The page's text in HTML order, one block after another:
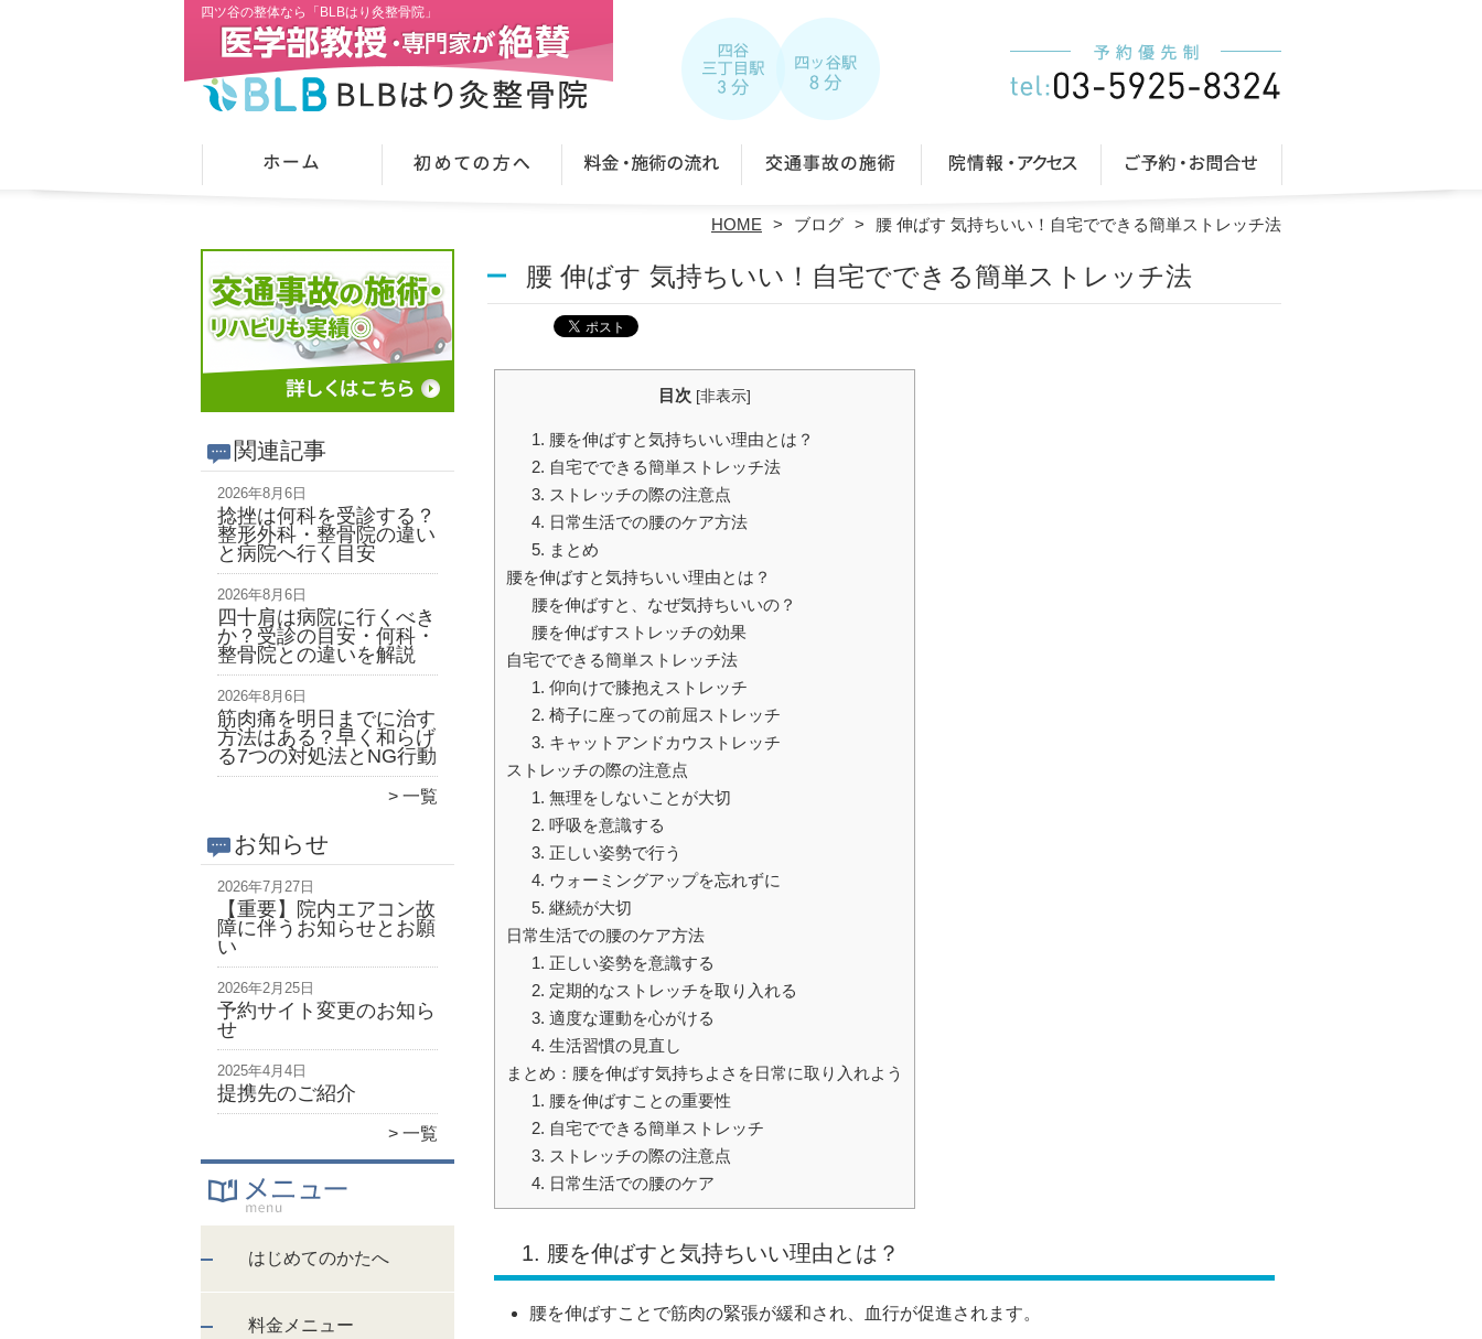
四ツ谷の整体なら「BLBはり灸整骨院」
HOME ブログ 腰 伸ばす 気持ちいい！自宅でできる簡単ストレッチ法
関連記事
2026年8月6日
捻挫は何科を受診する？
整形外科・整骨院の違い
と病院へ行く目安
2026年8月6日
四十肩は病院に行くべき
か？受診の目安・何科・
整骨院との違いを解説
2026年8月6日
筋肉痛を明日までに治す
方法はある？早く和らげ
る7つの対処法とNG行動
一覧
お知らせ
2026年7月27日
【重要】院内エアコン故
障に伴うお知らせとお願
い
2026年2月25日
予約サイト変更のお知ら
せ
2025年4月4日
提携先のご紹介
一覧
はじめてのかたへ
料金メニュー
腰 伸ばす 気持ちいい！自宅でできる簡単ストレッチ法
目次 [非表示]
1. 腰を伸ばすと気持ちいい理由とは？
2. 自宅でできる簡単ストレッチ法
3. ストレッチの際の注意点
4. 日常生活での腰のケア方法
5. まとめ
腰を伸ばすと気持ちいい理由とは？
腰を伸ばすと、なぜ気持ちいいの？
腰を伸ばすストレッチの効果
自宅でできる簡単ストレッチ法
1. 仰向けで膝抱えストレッチ
2. 椅子に座っての前屈ストレッチ
3. キャットアンドカウストレッチ
ストレッチの際の注意点
1. 無理をしないことが大切
2. 呼吸を意識する
3. 正しい姿勢で行う
4. ウォーミングアップを忘れずに
5. 継続が大切
日常生活での腰のケア方法
1. 正しい姿勢を意識する
2. 定期的なストレッチを取り入れる
3. 適度な運動を心がける
4. 生活習慣の見直し
まとめ：腰を伸ばす気持ちよさを日常に取り入れよう
1. 腰を伸ばすことの重要性
2. 自宅でできる簡単ストレッチ
3. ストレッチの際の注意点
4. 日常生活での腰のケア
1. 腰を伸ばすと気持ちいい理由とは？
腰を伸ばすことで筋肉の緊張が緩和され、血行が促進されます。